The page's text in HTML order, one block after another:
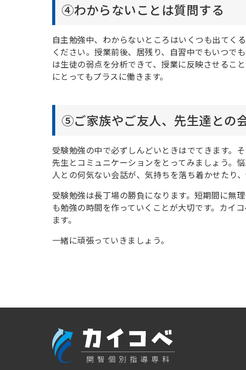
④わからないことは質問する
自主勉強中、わからないところはいくつも出てく
ください。授業前後、居残り、自習中でもいつで
は生徒の弱点を分析できて、授業に反映させるこ
にとってもプラスに働きます。
⑤ご家族やご友人、先生達との
受験勉強の中で必ずしんどいときはでてきます。
先生とコミュニケーションをとってみましょう。
人との何気ない会話が、気持ちを落ち着かせたり
受験勉強は長丁場の勝負になります。短期間に無
も勉強の時間を作っていくことが大切です。カイ
ます。
一緒に頑張っていきましょう。